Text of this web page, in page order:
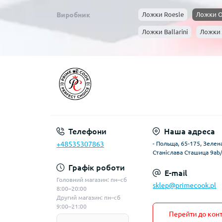
Виробник Ложки Roesle Ложки
Ложки Ballarini Ложки
Телефони
+48535307863
Графік роботи
Головний магазин: пн–сб
8:00–20:00
Другий магазин: пн–сб
9:00–21:00
Наша адреса
- Польща, 65-175,
Станіслава Сташица
E-mail
sklep@primecook.pl
Перейти до